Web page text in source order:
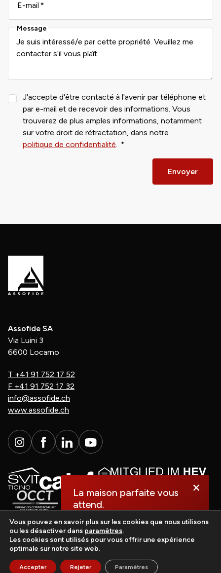
×
La maison parfaite vous
attend.
Découvrez-la dès
maintenant!
E-mail
Message
J'accepte d'être contacté à l'avenir par téléphone et
par e-mail et de recevoir des informations. Vous
trouverez de plus amples informations, notamment
sur votre droit de rétractation, dans notre
politique de confidentialité.
Envoyer
Assofide SA
Via Luini 3
6600 Locarno
T +41 91 752 17 52
F +41 91 752 17 32
info@assofide.ch
www.assofide.ch
casasoft.ch © All rights reserved.
Vous pouvez en savoir plus sur les cookies que nous utilisons
ou les désactiver dans paramètres.
Les cookies sont utilisés pour vous offrir une expérience
optimale sur notre site web.
Accepter Rejeter Paramètres